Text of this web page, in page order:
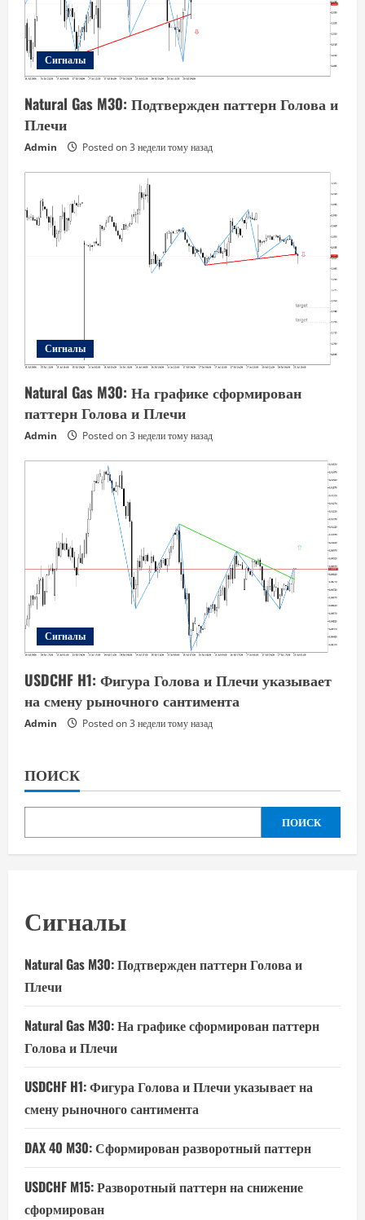
Сигналы
Natural Gas M30: Подтвержден паттерн Голова и
Плечи
Admin Posted on 3 недели тому назад
Сигналы
Natural Gas M30: На графике сформирован
паттерн Голова и Плечи
Admin Posted on 3 недели тому назад
Сигналы
USDCHF H1: Фигура Голова и Плечи указывает
на смену рыночного сантимента
Admin Posted on 3 недели тому назад
ПОИСК
ПОИСК
Сигналы
Natural Gas M30: Подтвержден паттерн Голова и
Плечи
Natural Gas M30: На графике сформирован паттерн
Голова и Плечи
USDCHF H1: Фигура Голова и Плечи указывает на
смену рыночного сантимента
DAX 40 M30: Сформирован разворотный паттерн
USDCHF M15: Разворотный паттерн на снижение
сформирован